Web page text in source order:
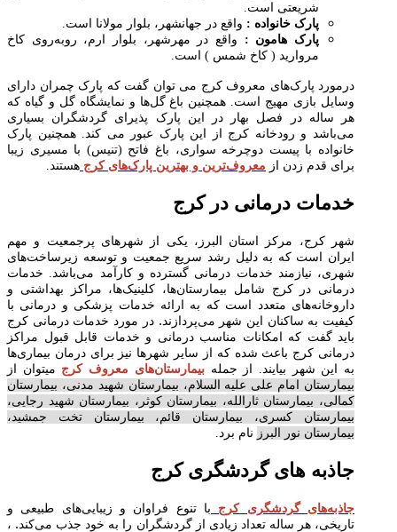
شریعتی است.
پارک خانواده : واقع در جهانشهر، بلوار مولانا است.
پارک هامون : واقع در مهرشهر، بلوار ارم، روبه‌روی کاخ
مروارید ( کاخ شمس ) است.
درمورد پارک‌های معروف کرج می توان گفت که پارک چمران دارای
وسایل بازی مهیج است. همچنین باغ گل‌ها و نمایشگاه گل و گیاه که
هر ساله در فصل بهار در این پارک پذیرای گردشگران بسیاری
می‌باشد و رودخانه کرج از این پارک عبور می کند. همچنین پارک
خانواده با پیست دوچرخه سواری، باغ فاتح (تنیس) با مسیری زیبا
برای قدم زدن از معروف‌ترین و بهترین پارک‌های کرج هستند.
خدمات درمانی در کرج
شهر کرج، مرکز استان البرز، یکی از شهرهای پرجمعیت و مهم
ایران است که به دلیل رشد سریع جمعیت و توسعه زیرساخت‌های
شهری، نیازمند خدمات درمانی گسترده و کارآمد می‌باشد. خدمات
درمانی در کرج شامل بیمارستان‌ها، کلینیک‌ها، مراکز بهداشتی و
داروخانه‌های متعدد است که به ارائه خدمات پزشکی و درمانی با
کیفیت به ساکنان این شهر می‌پردازند .در مورد خدمات درمانی کرج
باید گفت که امکانات مناسب درمانی و خدمات قابل قبول مراکز
درمانی کرج باعث شده که از سایر شهرها نیز برای درمان بیماری‌ها
به این شهر بیایند. از جملهبیمارستان‌های معروف کرج میتوان از
بیمارستان امام علی علیه السلام، بیمارستان شهید مدنی، بیمارستان
کمالی، بیمارستان ثارالله، بیمارستان کوثر، بیمارستان شهید رجایی،
بیمارستان کسری، بیمارستان قائم، بیمارستان تخت جمشید،
بیمارستان نور البرز نام برد.
جاذبه های گردشگری کرج
جاذبه‌های گردشگری کرج با تنوع فراوان و زیبایی‌های طبیعی و
تاریخی، هر ساله تعداد زیادی از گردشگران را به خود جذب می‌کند . ،